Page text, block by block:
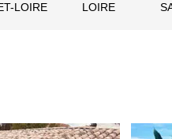
LOIRE
LOIRE